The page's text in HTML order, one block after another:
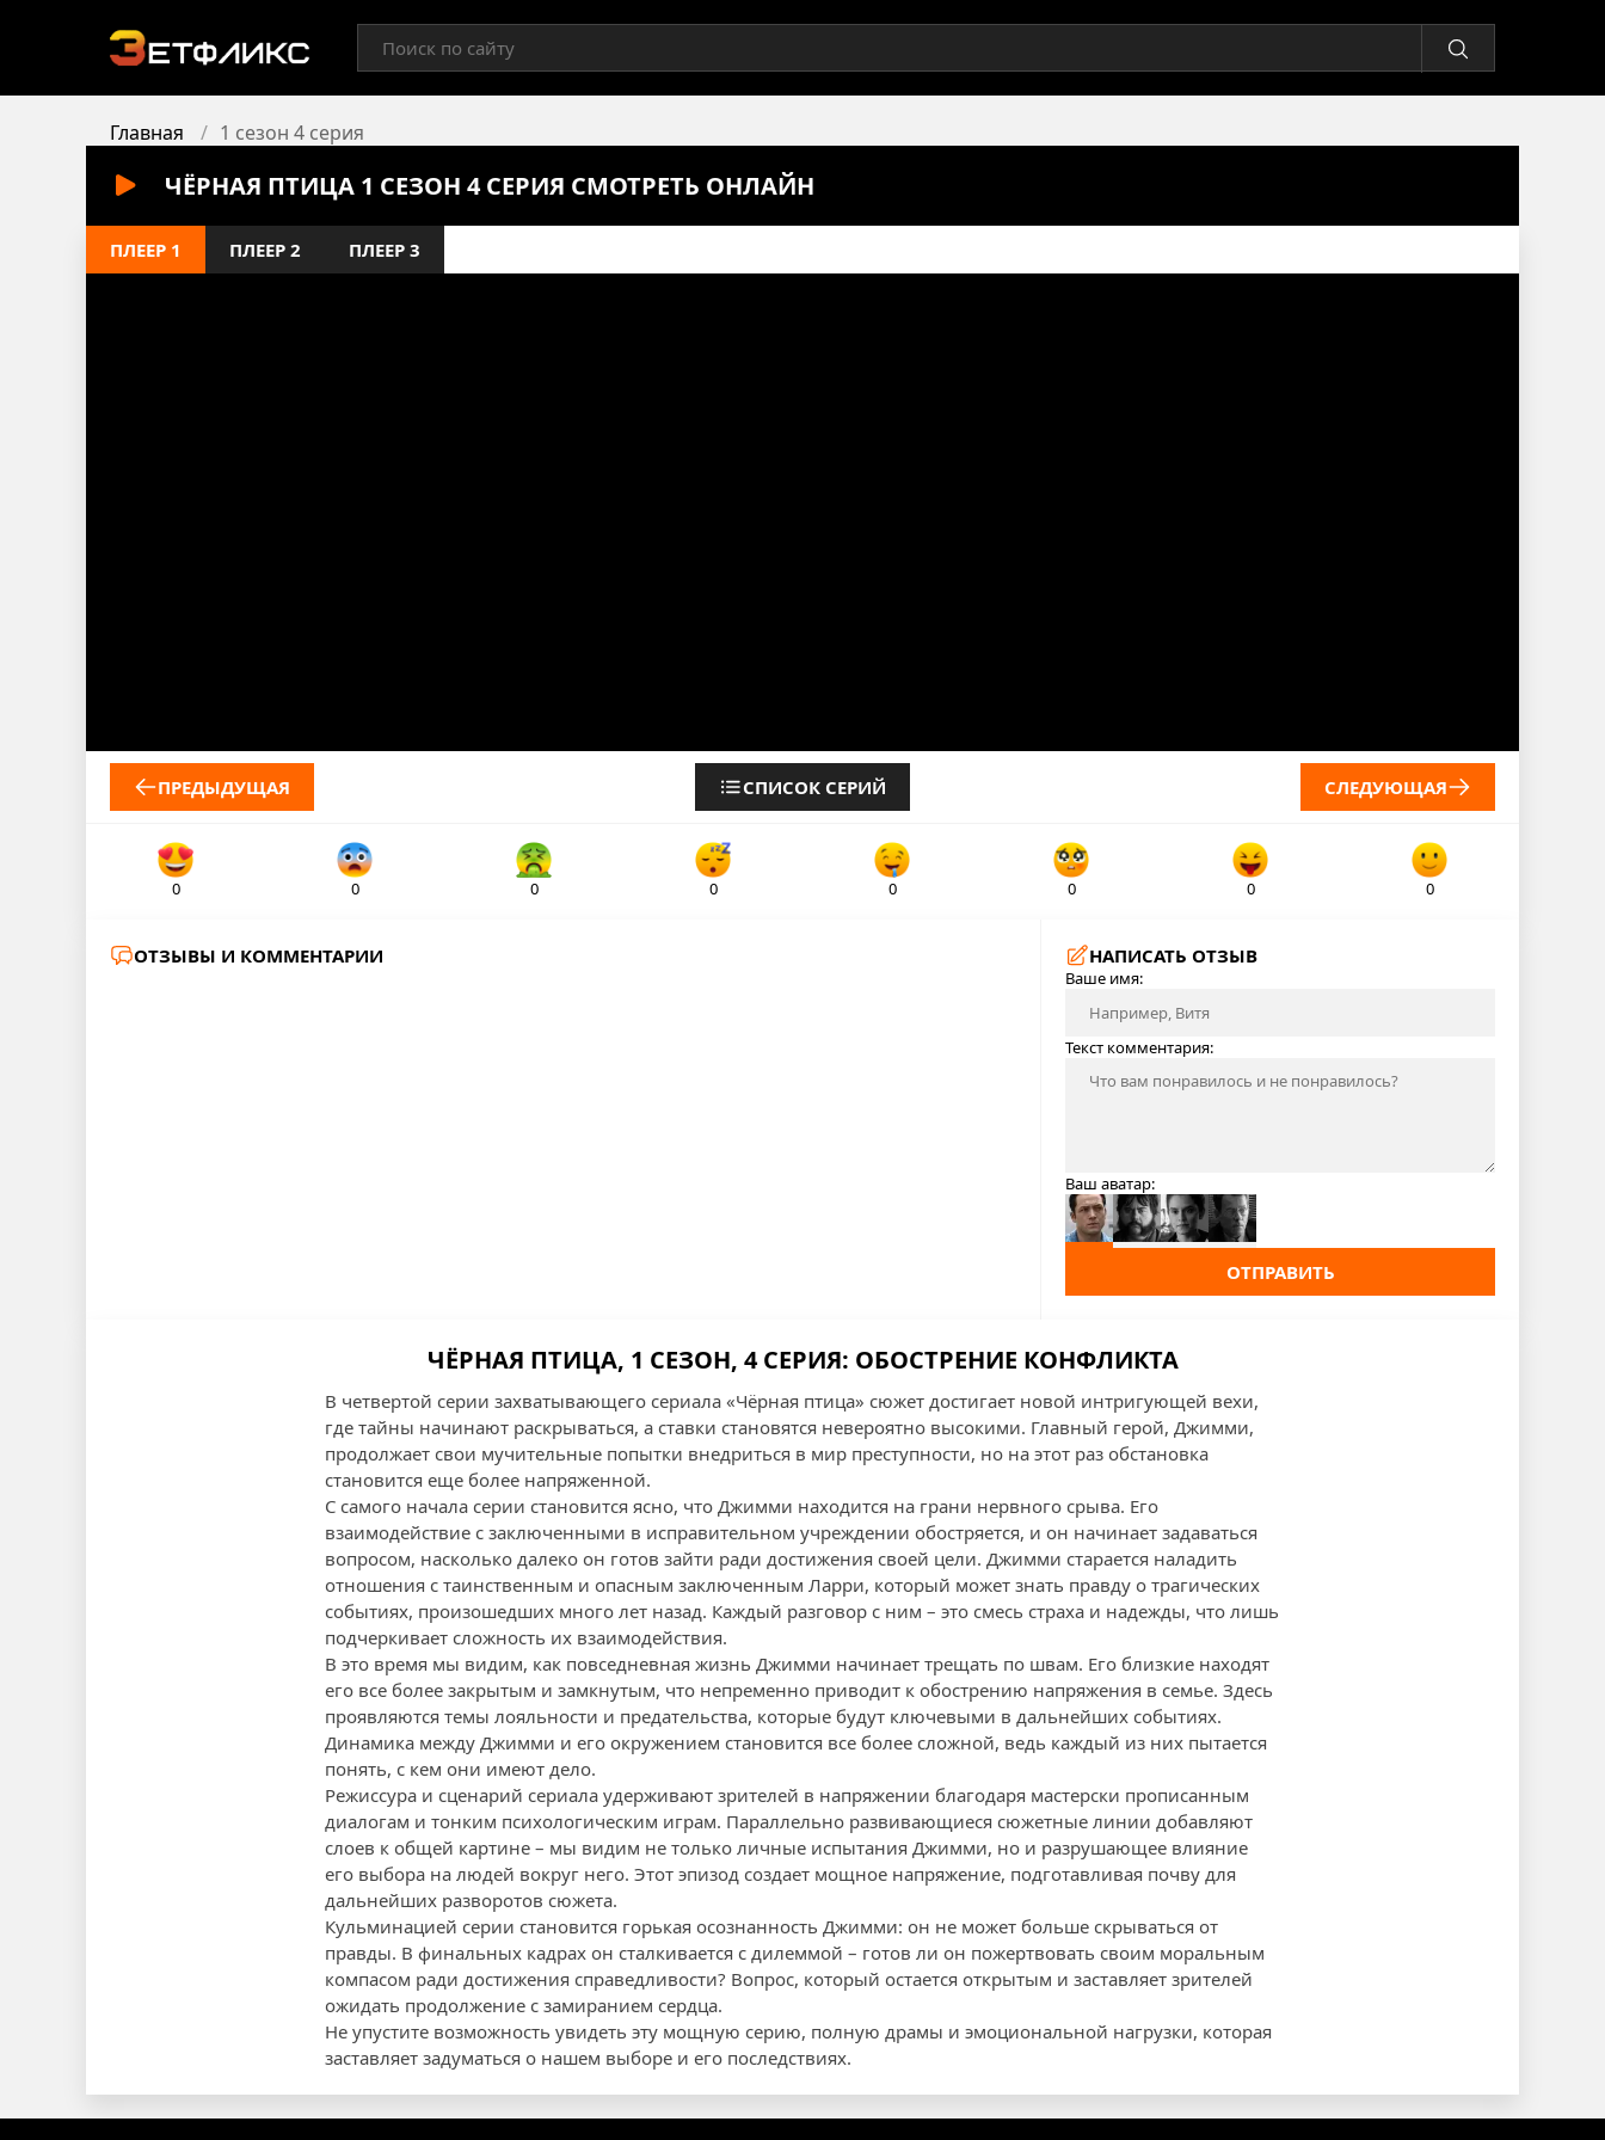
Главная 1 сезон 4 серия
ЧЁРНАЯ ПТИЦА 1 СЕЗОН 4 СЕРИЯ СМОТРЕТЬ ОНЛАЙН
ПЛЕЕР 1 ПЛЕЕР 2 ПЛЕЕР 3
ПРЕДЫДУЩАЯ СПИСОК СЕРИЙ СЛЕДУЮЩАЯ
0 0 0 0 0 0 0 0
ОТЗЫВЫ И КОММЕНТАРИИ НАПИСАТЬ ОТЗЫВ
Ваше имя:
Текст комментария:
Ваш аватар:
ОТПРАВИТЬ
ЧЁРНАЯ ПТИЦА, 1 СЕЗОН, 4 СЕРИЯ: ОБОСТРЕНИЕ КОНФЛИКТА
В четвертой серии захватывающего сериала «Чёрная птица» сюжет достигает новой интригующей вехи,
где тайны начинают раскрываться, а ставки становятся невероятно высокими. Главный герой, Джимми,
продолжает свои мучительные попытки внедриться в мир преступности, но на этот раз обстановка
становится еще более напряженной.
С самого начала серии становится ясно, что Джимми находится на грани нервного срыва. Его
взаимодействие с заключенными в исправительном учреждении обостряется, и он начинает задаваться
вопросом, насколько далеко он готов зайти ради достижения своей цели. Джимми старается наладить
отношения с таинственным и опасным заключенным Ларри, который может знать правду о трагических
событиях, произошедших много лет назад. Каждый разговор с ним – это смесь страха и надежды, что лишь
подчеркивает сложность их взаимодействия.
В это время мы видим, как повседневная жизнь Джимми начинает трещать по швам. Его близкие находят
его все более закрытым и замкнутым, что непременно приводит к обострению напряжения в семье. Здесь
проявляются темы лояльности и предательства, которые будут ключевыми в дальнейших событиях.
Динамика между Джимми и его окружением становится все более сложной, ведь каждый из них пытается
понять, с кем они имеют дело.
Режиссура и сценарий сериала удерживают зрителей в напряжении благодаря мастерски прописанным
диалогам и тонким психологическим играм. Параллельно развивающиеся сюжетные линии добавляют
слоев к общей картине – мы видим не только личные испытания Джимми, но и разрушающее влияние
его выбора на людей вокруг него. Этот эпизод создает мощное напряжение, подготавливая почву для
дальнейших разворотов сюжета.
Кульминацией серии становится горькая осознанность Джимми: он не может больше скрываться от
правды. В финальных кадрах он сталкивается с дилеммой – готов ли он пожертвовать своим моральным
компасом ради достижения справедливости? Вопрос, который остается открытым и заставляет зрителей
ожидать продолжение с замиранием сердца.
Не упустите возможность увидеть эту мощную серию, полную драмы и эмоциональной нагрузки, которая
заставляет задуматься о нашем выборе и его последствиях.